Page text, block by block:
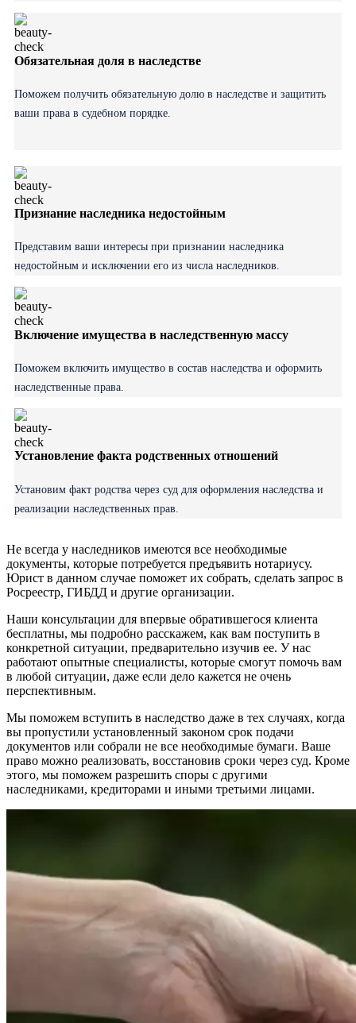
Обязательная доля в наследстве
Поможем получить обязательную долю в наследстве и защитить
ваши права в судебном порядке.
Признание наследника недостойным
Представим ваши интересы при признании наследника
недостойным и исключении его из числа наследников.
Включение имущества в наследственную массу
Поможем включить имущество в состав наследства и оформить
наследственные права.
Установление факта родственных отношений
Установим факт родства через суд для оформления наследства и
реализации наследственных прав.
Не всегда у наследников имеются все необходимые
документы, которые потребуется предъявить нотариусу.
Юрист в данном случае поможет их собрать, сделать запрос в
Росреестр, ГИБДД и другие организации.
Наши консультации для впервые обратившегося клиента
бесплатны, мы подробно расскажем, как вам поступить в
конкретной ситуации, предварительно изучив ее. У нас
работают опытные специалисты, которые смогут помочь вам
в любой ситуации, даже если дело кажется не очень
перспективным.
Мы поможем вступить в наследство даже в тех случаях, когда
вы пропустили установленный законом срок подачи
документов или собрали не все необходимые бумаги. Ваше
право можно реализовать, восстановив сроки через суд. Кроме
этого, мы поможем разрешить споры с другими
наследниками, кредиторами и иными третьими лицами.